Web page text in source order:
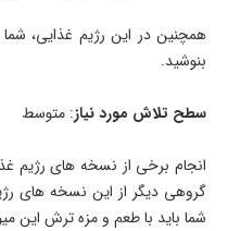
بنوشید.
سطح تلاش مورد نیاز: متوسط
انجام برخی از نسخه­ های رژیم
گروهی دیگر از این نسخه ­های
شما باید با طعم و مزه ترش این